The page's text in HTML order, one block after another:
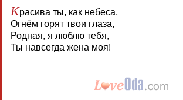
Красива ты, как небеса,
Огнём горят твои глаза,
Родная, я люблю тебя,
Ты навсегда жена моя!